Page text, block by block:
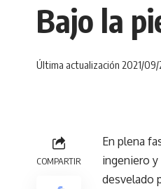
Bajo la
Última actualización 2021/09/
COMPARTIR
En plena
ingeniero
desvelado